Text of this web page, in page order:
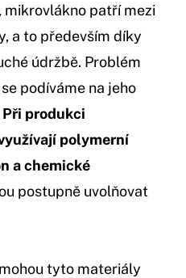
mikrovlákno patří mezi
a to především díky
údržbě. Problém
podíváme na jeho
Při produkci
polymerní
a chemické
postupně uvolňovat
tyto materiály